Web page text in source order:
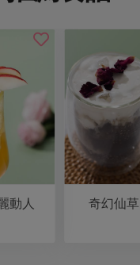
動人 奇幻仙